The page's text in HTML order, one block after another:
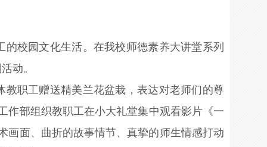
校园文化生活。在我校师德素养大讲堂系列
动。
职工赠送精美兰花盆栽，表达对老师们的尊
作部组织教职工在小大礼堂集中观看影片《一
画面、曲折的故事情节、真挚的师生情感打动